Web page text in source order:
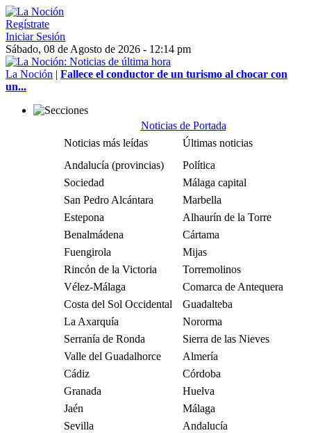
Regístrate
Iniciar Sesión
Sábado, 08 de Agosto de 2026 - 12:14 pm
La Noción | Fallece el conductor de un turismo al chocar con
un...
Noticias de Portada
Noticias más leídas
Últimas noticias
Andalucía (provincias)
Política
Sociedad
Málaga capital
San Pedro Alcántara
Marbella
Estepona
Alhaurín de la Torre
Benalmádena
Cártama
Fuengirola
Mijas
Rincón de la Victoria
Torremolinos
Vélez-Málaga
Comarca de Antequera
Costa del Sol Occidental
Guadalteba
La Axarquía
Nororma
Serranía de Ronda
Sierra de las Nieves
Valle del Guadalhorce
Almería
Cádiz
Córdoba
Granada
Huelva
Jaén
Málaga
Sevilla
Andalucía